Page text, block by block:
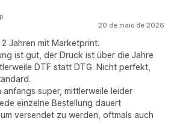
20 de maio de 2026
Jahren mit Marketprint.
ist gut, der Druck ist über die Jahre
DTF statt DTG. Nicht perfekt,
anfangs super, mittlerweile leider
einzelne Bestellung dauert
versendet zu werden, oftmals auch